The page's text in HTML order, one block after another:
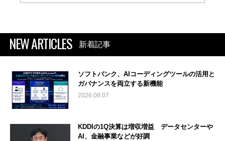
NEW ARTICLES 新着記事
ソフトバンク、AIコーディングツールの活用と
ガバナンスを両立する新機能
2026.08.07
KDDIの1Q決算は増収増益 データセンターや
AI、金融事業などが好調